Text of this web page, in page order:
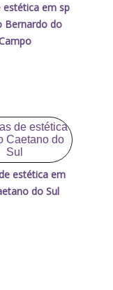
estética em sp
Bernardo do
estética em
do Sul